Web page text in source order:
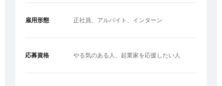
雇用形態 正社員、アルバイト、インターン
応募資格 やる気のある人、起業家を応援したい人